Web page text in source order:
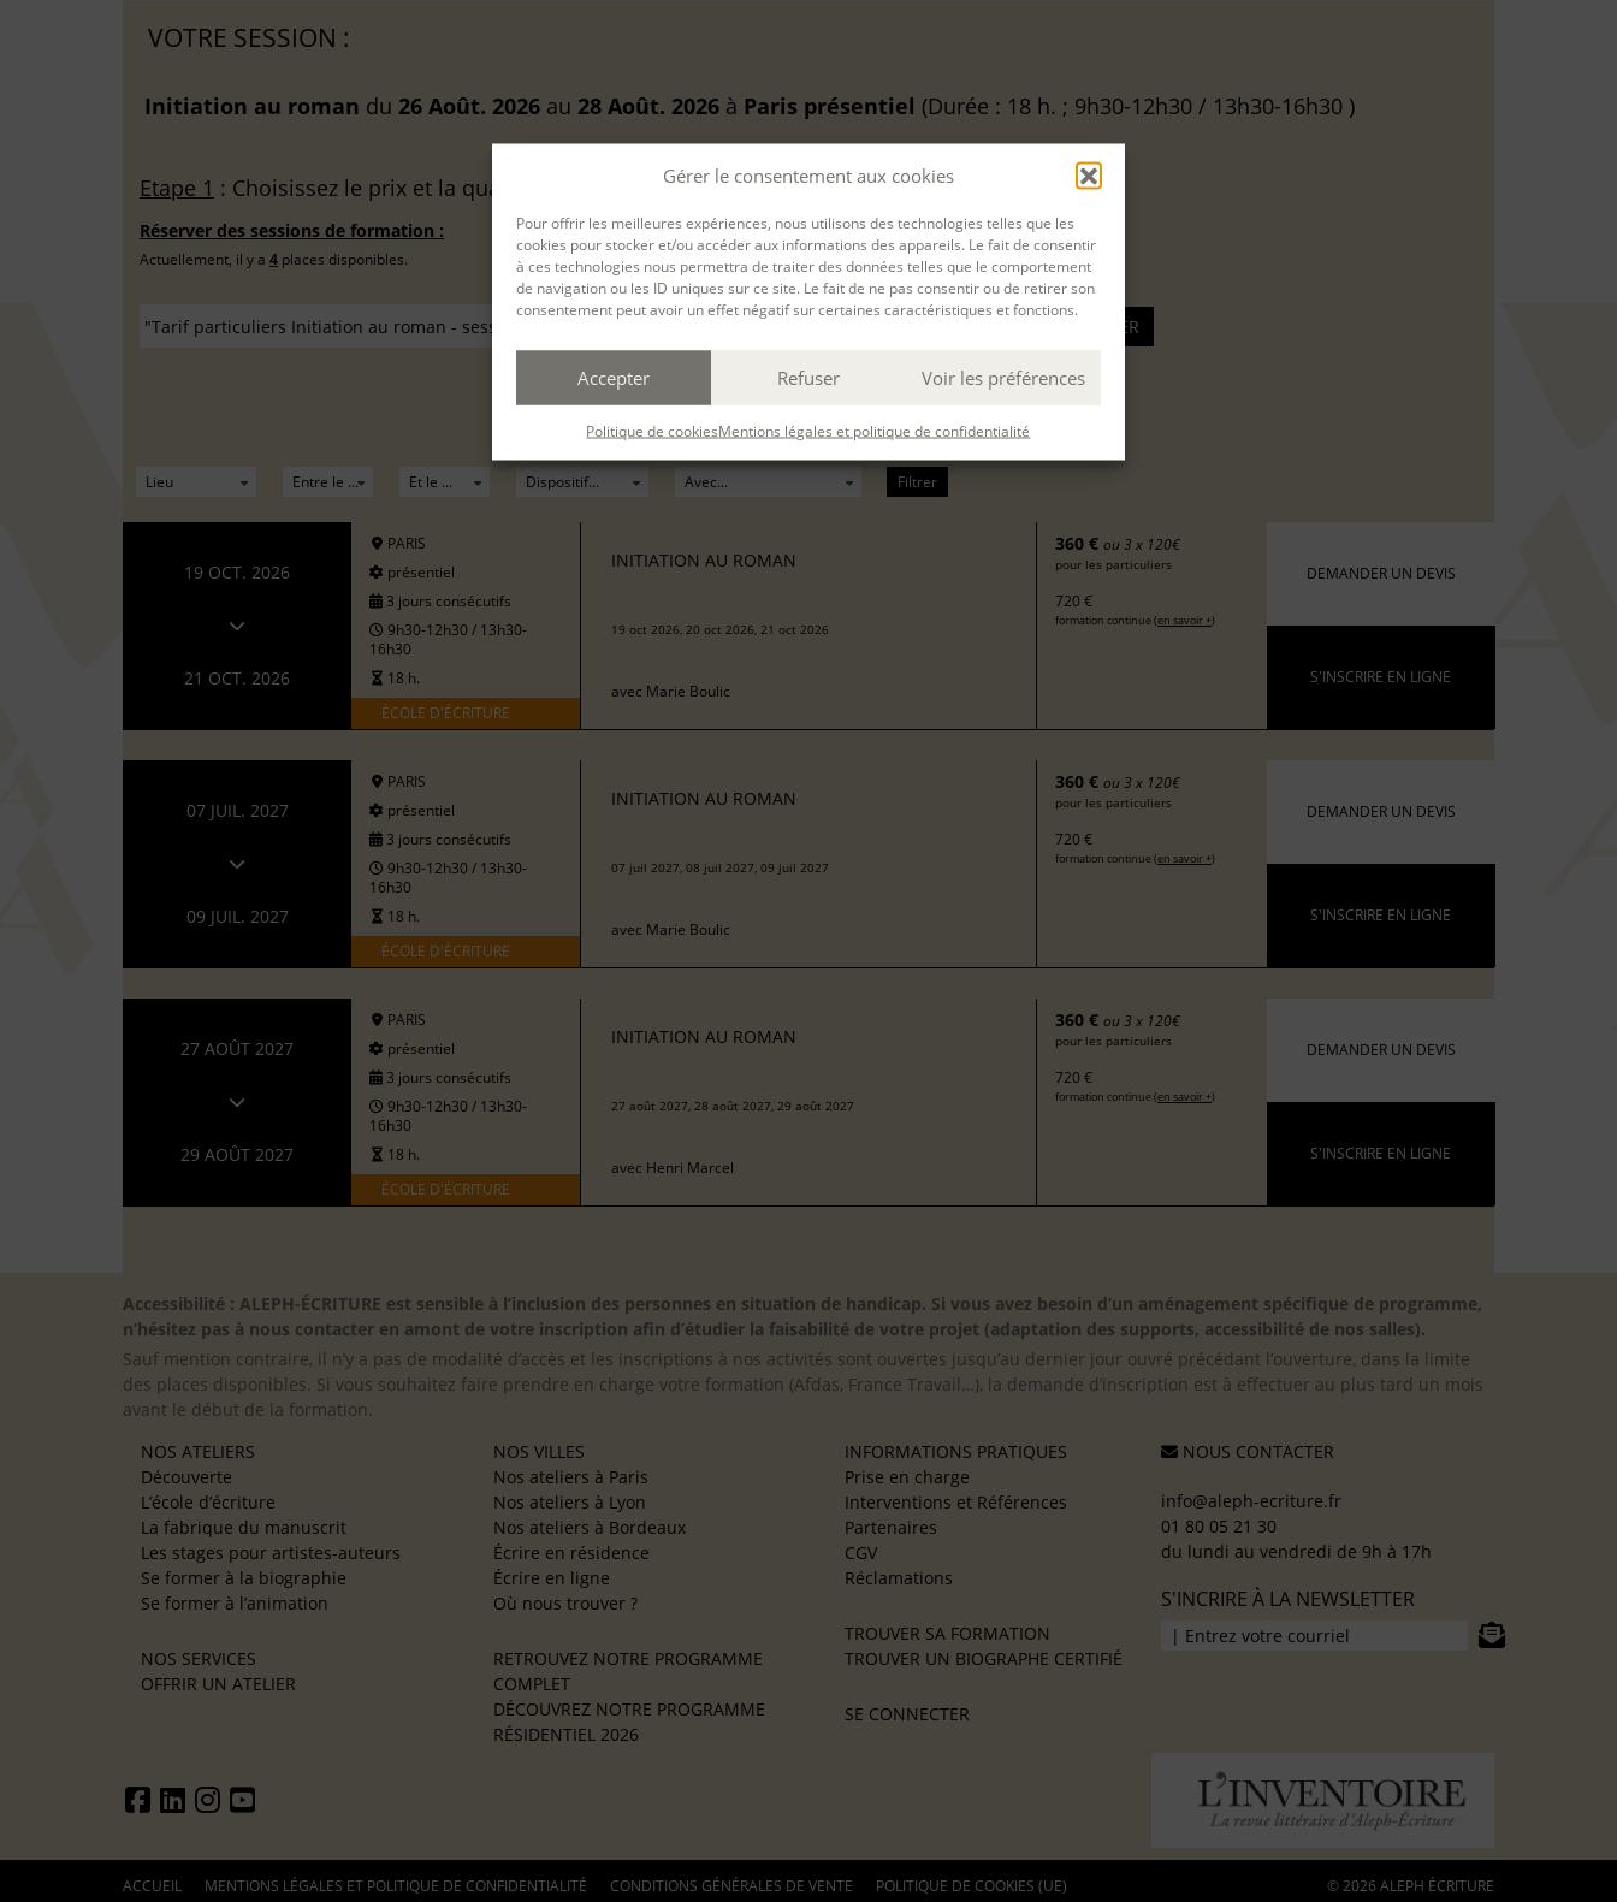
Gérer le consentement aux cookies
Pour offrir les meilleures expériences, nous utilisons des technologies telles que les
cookies pour stocker et/ou accéder aux informations des appareils. Le fait de consentir
à ces technologies nous permettra de traiter des données telles que le comportement
de navigation ou les ID uniques sur ce site. Le fait de ne pas consentir ou de retirer son
consentement peut avoir un effet négatif sur certaines caractéristiques et fonctions.
Accepter Refuser Voir les préférences
Politique de cookiesMentions légales et politique de confidentialité
VOTRE SESSION :
Initiation au roman du 26 Août. 2026 au 28 Août. 2026 à Paris présentiel (Durée : 18 h. ; 9h30-12h30 / 13h30-16h30 )
Etape 1 : Choisissez le prix et la quantité :
Réserver des sessions de formation :
Actuellement, il y a 4 places disponibles.
Filtrer
19 OCT. 2026
21 OCT. 2026
PARIS
présentiel
3 jours consécutifs
9h30-12h30 / 13h30-
16h30
18 h.
ÉCOLE D'ÉCRITURE
INITIATION AU ROMAN
19 oct 2026, 20 oct 2026, 21 oct 2026
avec Marie Boulic
360 € ou 3 x 120€
pour les particuliers
720 €
formation continue (en savoir +)
DEMANDER UN DEVIS
S'INSCRIRE EN LIGNE
07 JUIL. 2027
09 JUIL. 2027
PARIS
présentiel
3 jours consécutifs
9h30-12h30 / 13h30-
16h30
18 h.
ÉCOLE D'ÉCRITURE
INITIATION AU ROMAN
07 juil 2027, 08 juil 2027, 09 juil 2027
avec Marie Boulic
360 € ou 3 x 120€
pour les particuliers
720 €
formation continue (en savoir +)
DEMANDER UN DEVIS
S'INSCRIRE EN LIGNE
27 AOÛT 2027
29 AOÛT 2027
PARIS
présentiel
3 jours consécutifs
9h30-12h30 / 13h30-
16h30
18 h.
ÉCOLE D'ÉCRITURE
INITIATION AU ROMAN
27 août 2027, 28 août 2027, 29 août 2027
avec Henri Marcel
360 € ou 3 x 120€
pour les particuliers
720 €
formation continue (en savoir +)
DEMANDER UN DEVIS
S'INSCRIRE EN LIGNE
Accessibilité : ALEPH-ÉCRITURE est sensible à l’inclusion des personnes en situation de handicap. Si vous avez besoin d’un aménagement spécifique de programme,
n’hésitez pas à nous contacter en amont de votre inscription afin d’étudier la faisabilité de votre projet (adaptation des supports, accessibilité de nos salles).
Sauf mention contraire, il n’y a pas de modalité d’accès et les inscriptions à nos activités sont ouvertes jusqu’au dernier jour ouvré précédant l’ouverture, dans la limite
des places disponibles. Si vous souhaitez faire prendre en charge votre formation (Afdas, France Travail…), la demande d’inscription est à effectuer au plus tard un mois
avant le début de la formation.
NOS ATELIERS
Découverte
L’école d’écriture
La fabrique du manuscrit
Les stages pour artistes-auteurs
Se former à la biographie
Se former à l’animation
NOS SERVICES
OFFRIR UN ATELIER
NOS VILLES
Nos ateliers à Paris
Nos ateliers à Lyon
Nos ateliers à Bordeaux
Écrire en résidence
Écrire en ligne
Où nous trouver ?
RETROUVEZ NOTRE PROGRAMME
COMPLET
DÉCOUVREZ NOTRE PROGRAMME
RÉSIDENTIEL 2026
INFORMATIONS PRATIQUES
Prise en charge
Interventions et Références
Partenaires
CGV
Réclamations
TROUVER SA FORMATION
TROUVER UN BIOGRAPHE CERTIFIÉ
SE CONNECTER
NOUS CONTACTER
info@aleph-ecriture.fr
01 80 05 21 30
du lundi au vendredi de 9h à 17h
S'INCRIRE À LA NEWSLETTER
ACCUEIL MENTIONS LÉGALES ET POLITIQUE DE CONFIDENTIALITÉ CONDITIONS GÉNÉRALES DE VENTE
POLITIQUE DE COOKIES (UE)
© 2026 ALEPH ÉCRITURE